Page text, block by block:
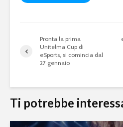
Pronta la prima
Unitelma Cup di
eSports, si comincia dal
27 gennaio
Ti potrebbe